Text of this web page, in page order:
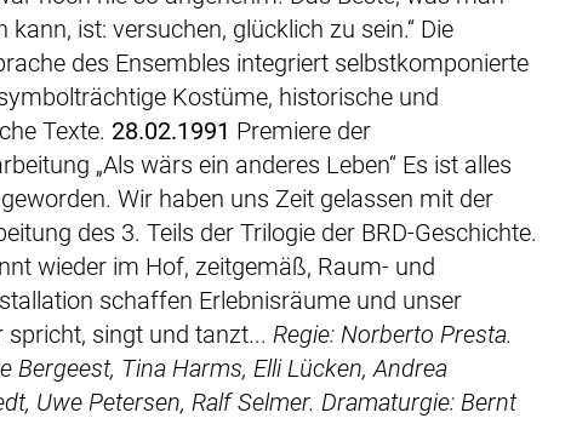
kann, ist: versuchen, glücklich zu sein.“ Die
des Ensembles integriert selbstkomponierte
Kostüme, historische und
Texte. 28.02.1991 Premiere der
„Als wärs ein anderes Leben“ Es ist alles
Wir haben uns Zeit gelassen mit der
des 3. Teils der Trilogie der BRD-Geschichte.
wieder im Hof, zeitgemäß, Raum- und
schaffen Erlebnisräume und unser
spricht, singt und tanzt...Regie: Norberto Presta.
Bergeest, Tina Harms, Elli Lücken, Andrea
Uwe Petersen, Ralf Selmer. Dramaturgie: Bernt